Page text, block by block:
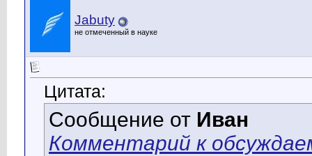
Jabuty
не отмеченный в науке
Цитата:
Сообщение от Иван
Комментарий к